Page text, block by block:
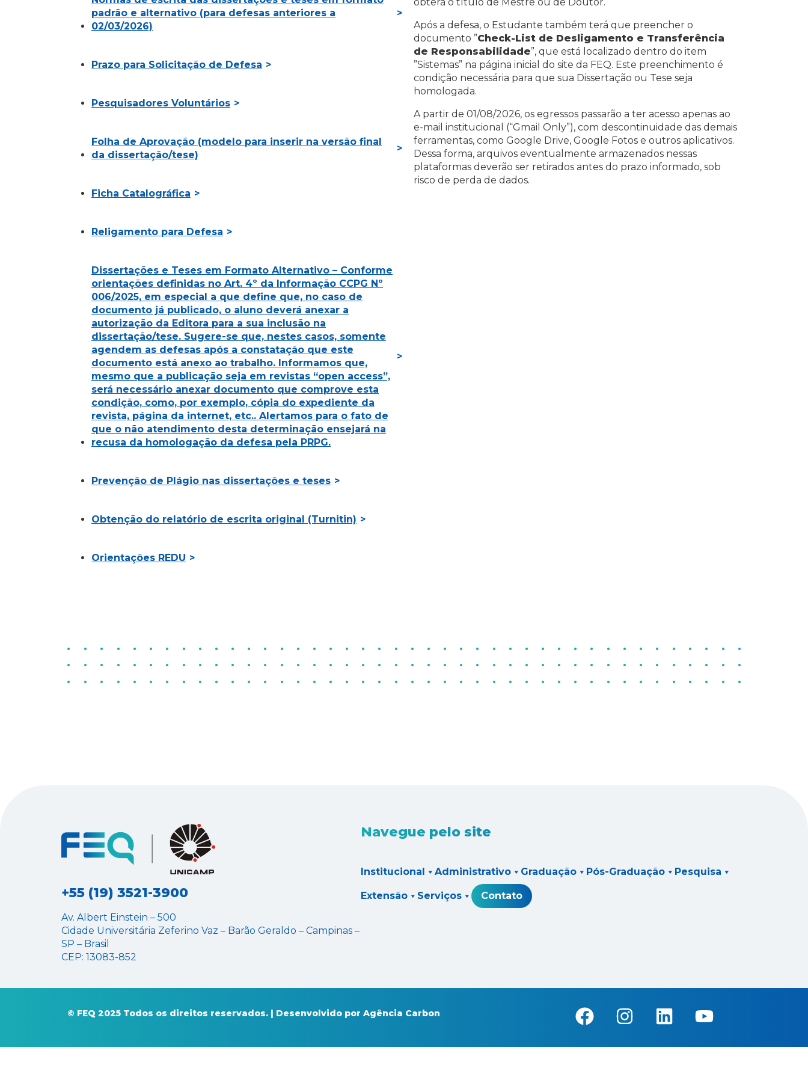
padrão e alternativo (para defesas anteriores a
02/03/2026)
Prazo para Solicitação de Defesa
Pesquisadores Voluntários
Folha de Aprovação (modelo para inserir na versão final
da dissertação/tese)
Ficha Catalográfica
Religamento para Defesa
Dissertações e Teses em Formato Alternativo – Conforme
orientações definidas no Art. 4º da Informação CCPG Nº
006/2025, em especial a que define que, no caso de
documento já publicado, o aluno deverá anexar a
autorização da Editora para a sua inclusão na
dissertação/tese. Sugere-se que, nestes casos, somente
agendem as defesas após a constatação que este
documento está anexo ao trabalho. Informamos que,
mesmo que a publicação seja em revistas “open access”,
será necessário anexar documento que comprove esta
condição, como, por exemplo, cópia do expediente da
revista, página da internet, etc.. Alertamos para o fato de
que o não atendimento desta determinação ensejará na
recusa da homologação da defesa pela PRPG.
Prevenção de Plágio nas dissertações e teses
Obtenção do relatório de escrita original (Turnitin)
Orientações REDU
Após a defesa, o Estudante também terá que preencher o
documento ”Check-List de Desligamento e Transferência
de Responsabilidade”, que está localizado dentro do item
”Sistemas” na página inicial do site da FEQ. Este preenchimento é
condição necessária para que sua Dissertação ou Tese seja
homologada.
A partir de 01/08/2026, os egressos passarão a ter acesso apenas ao
e-mail institucional (“Gmail Only”), com descontinuidade das demais
ferramentas, como Google Drive, Google Fotos e outros aplicativos.
Dessa forma, arquivos eventualmente armazenados nessas
plataformas deverão ser retirados antes do prazo informado, sob
risco de perda de dados.
+55 (19) 3521-3900
Av. Albert Einstein – 500
Cidade Universitária Zeferino Vaz – Barão Geraldo – Campinas –
SP – Brasil
CEP: 13083-852
Navegue pelo site
Institucional Administrativo Graduação Pós-Graduação Pesquisa
Extensão Serviços Contato
© FEQ 2025 Todos os direitos reservados. | Desenvolvido por Agência Carbon